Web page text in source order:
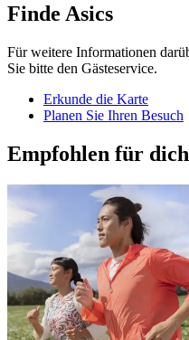
Finde Asics
Für weitere Informationen
Sie bitte den Gästeservice.
Erkunde die Karte
Planen Sie Ihren Besuch
Empfohlen für dich